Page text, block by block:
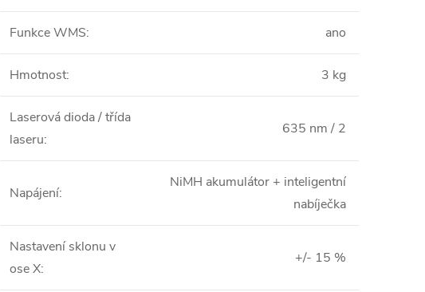
Funkce WMS: ano
Hmotnost: 3 kg
Laserová dioda / třída
laseru:
635 nm / 2
Napájení:
NiMH akumulátor + inteligentní
nabíječka
Nastavení sklonu v
ose X:
+/- 15 %